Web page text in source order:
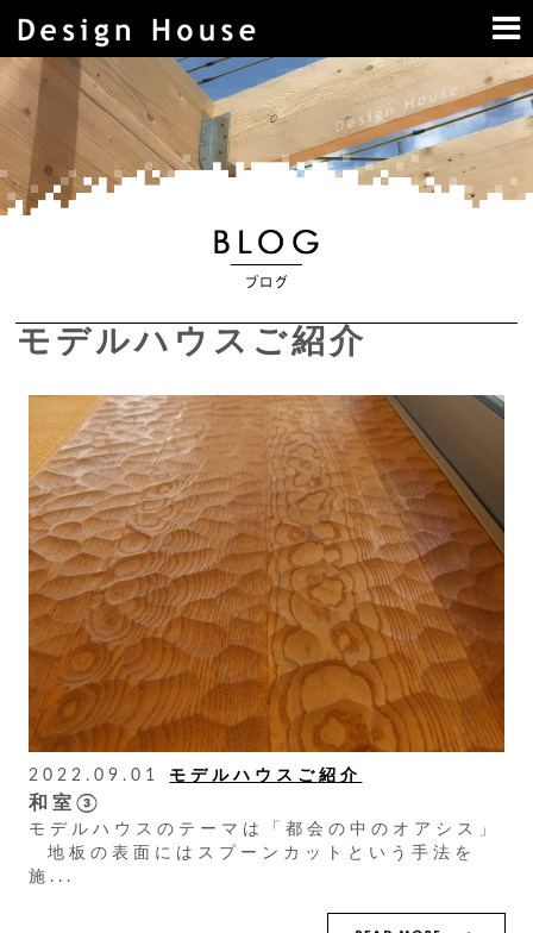
モデルハウスご紹介
2022.09.01 モデルハウスご紹介
和室③
モデルハウスのテーマは「都会の中のオアシス」
地板の表面にはスプーンカットという手法を
施...